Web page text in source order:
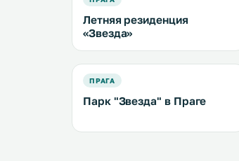
Летняя резиденция
«Звезда»
ПРАГА
Парк "Звезда" в Праге